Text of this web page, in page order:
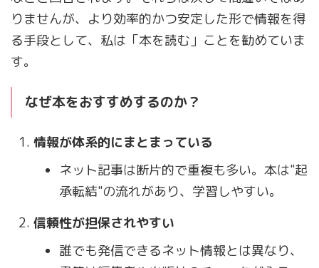
りませんが、より効率的かつ安定した形で情報を得
る手段として、私は「本を読む」ことを勧めていま
す。
なぜ本をおすすめするのか？
情報が体系的にまとまっている
ネット記事は断片的で重複も多い。本は"起
承転結"の流れがあり、学習しやすい。
信頼性が担保されやすい
誰でも発信できるネット情報とは異なり、